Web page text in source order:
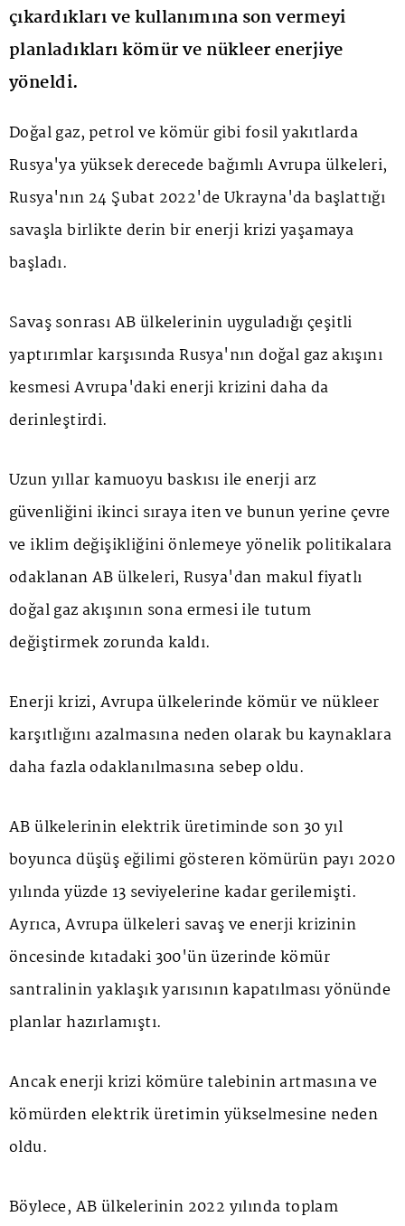
çıkardıkları ve kullanımına son vermeyi
planladıkları kömür ve nükleer enerjiye
yöneldi.
Doğal gaz, petrol ve kömür gibi fosil yakıtlarda
Rusya'ya yüksek derecede bağımlı Avrupa ülkeleri,
Rusya'nın 24 Şubat 2022'de Ukrayna'da başlattığı
savaşla birlikte derin bir enerji krizi yaşamaya
başladı.
Savaş sonrası AB ülkelerinin uyguladığı çeşitli
yaptırımlar karşısında Rusya'nın doğal gaz akışını
kesmesi Avrupa'daki enerji krizini daha da
derinleştirdi.
Uzun yıllar kamuoyu baskısı ile enerji arz
güvenliğini ikinci sıraya iten ve bunun yerine çevre
ve iklim değişikliğini önlemeye yönelik politikalara
odaklanan AB ülkeleri, Rusya'dan makul fiyatlı
doğal gaz akışının sona ermesi ile tutum
değiştirmek zorunda kaldı.
Enerji krizi, Avrupa ülkelerinde kömür ve nükleer
karşıtlığını azalmasına neden olarak bu kaynaklara
daha fazla odaklanılmasına sebep oldu.
AB ülkelerinin elektrik üretiminde son 30 yıl
boyunca düşüş eğilimi gösteren kömürün payı 2020
yılında yüzde 13 seviyelerine kadar gerilemişti.
Ayrıca, Avrupa ülkeleri savaş ve enerji krizinin
öncesinde kıtadaki 300'ün üzerinde kömür
santralinin yaklaşık yarısının kapatılması yönünde
planlar hazırlamıştı.
Ancak enerji krizi kömüre talebinin artmasına ve
kömürden elektrik üretimin yükselmesine neden
oldu.
Böylece, AB ülkelerinin 2022 yılında toplam